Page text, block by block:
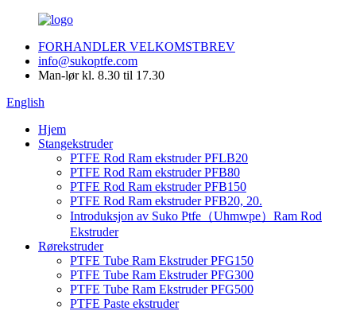
FORHANDLER VELKOMSTBREV
info@sukoptfe.com
Man-lør kl. 8.30 til 17.30
English
Hjem
Stangekstruder
PTFE Rod Ram ekstruder PFLB20
PTFE Rod Ram ekstruder PFB80
PTFE Rod Ram ekstruder PFB150
PTFE Rod Ram ekstruder PFB20, 20.
Introduksjon av Suko Ptfe（Uhmwpe）Ram Rod
Ekstruder
Rørekstruder
PTFE Tube Ram Ekstruder PFG150
PTFE Tube Ram Ekstruder PFG300
PTFE Tube Ram Ekstruder PFG500
PTFE Paste ekstruder